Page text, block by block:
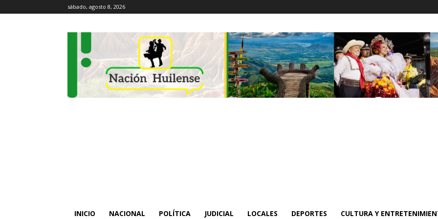
sábado, agosto 8, 2026
INICIO NACIONAL POLÍTICA JUDICIAL LOCALES DEPORTES CULTURA Y